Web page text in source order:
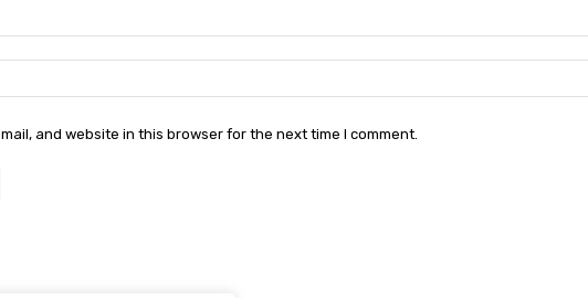
and website in this browser for the next time I comment.